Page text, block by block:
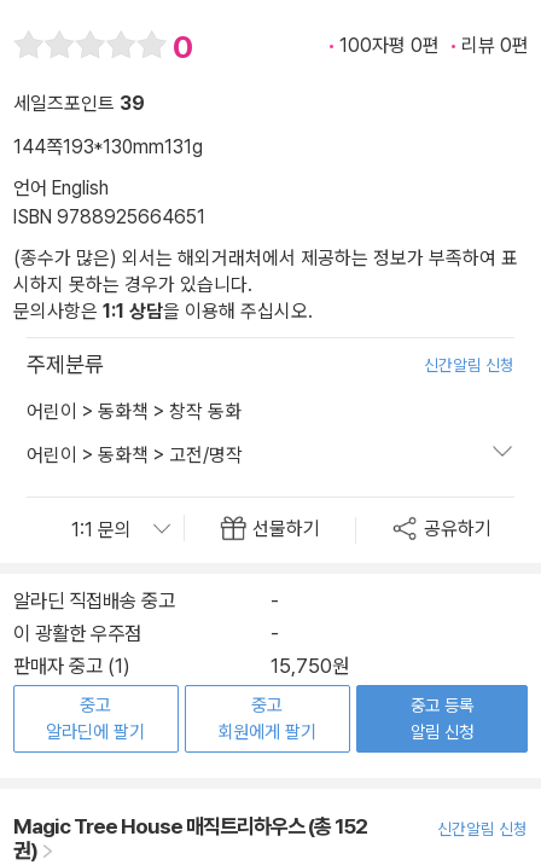
0 100자평 0편 리뷰 0편
세일즈포인트 39
144쪽193*130mm131g
언어 English
ISBN 9788925664651
(종수가 많은) 외서는 해외거래처에서 제공하는 정보가 부족하여 표
시하지 못하는 경우가 있습니다.
문의사항은 1:1 상담을 이용해 주십시오.
주제분류 신간알림 신청
어린이 > 동화책 > 창작 동화
어린이 > 동화책 > 고전/명작
선물하기 공유하기
알라딘 직접배송 중고
-
이 광활한 우주점
-
판매자 중고 (1)
15,750원
중고
알라딘에 팔기
중고
회원에게 팔기
중고 등록
알림 신청
Magic Tree House 매직트리하우스 (총 152
권)
신간알림 신청